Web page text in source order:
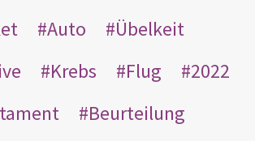
Auto
Übelkeit
Krebs Flug
2022
Beurteilung